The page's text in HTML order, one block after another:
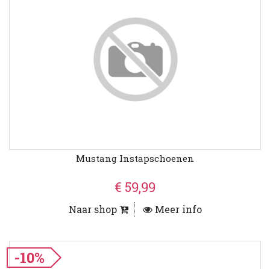
Mustang Instapschoenen
€ 59,99
Naar shop Meer info
-10%